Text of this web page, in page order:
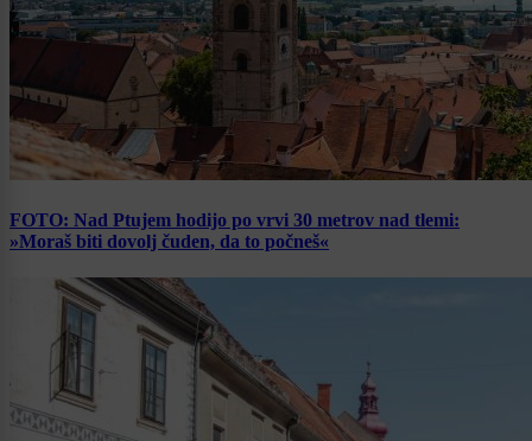
FOTO: Nad Ptujem hodijo po vrvi 30 metrov nad tlemi:
»Moraš biti dovolj čuden, da to počneš«